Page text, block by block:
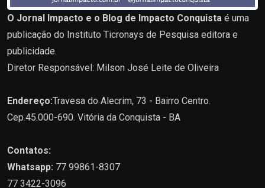
O Jornal Impacto e o Blog de Impacto Conquista é uma
publicação do Instituto Ticronays de Pesquisa editora e
publicidade.
Diretor Responsável: Milson José Leite de Oliveira
Endereço:Travesa do Alecrim, 73 - Bairro Centro.
Cep.45.000-690. Vitória da Conquista - BA
Contatos:
Whatsapp: 77 99861-8307
77 3422-3096